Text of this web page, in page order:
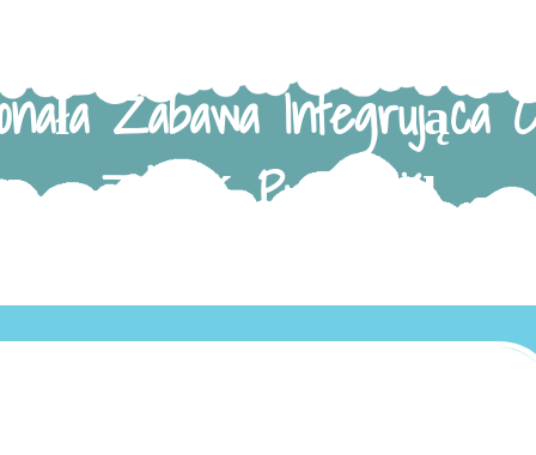
Zabawa Integrująca
Zdobyć Przyjaciół